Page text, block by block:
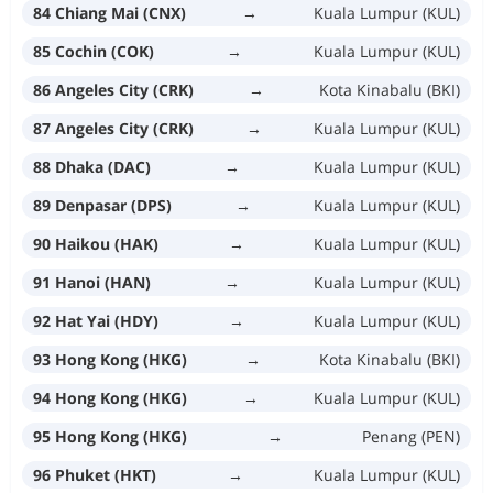
84 Chiang Mai (CNX) →
Kuala Lumpur (KUL)
85 Cochin (COK)
→
Kuala Lumpur (KUL)
86 Angeles City (CRK)
→
Kota Kinabalu (BKI)
87 Angeles City (CRK)
→
Kuala Lumpur (KUL)
88 Dhaka (DAC)
→
Kuala Lumpur (KUL)
89 Denpasar (DPS)
→
Kuala Lumpur (KUL)
90 Haikou (HAK)
→
Kuala Lumpur (KUL)
91 Hanoi (HAN)
→
Kuala Lumpur (KUL)
92 Hat Yai (HDY)
→
Kuala Lumpur (KUL)
93 Hong Kong (HKG)
→
Kota Kinabalu (BKI)
94 Hong Kong (HKG)
→
Kuala Lumpur (KUL)
95 Hong Kong (HKG)
→
Penang (PEN)
96 Phuket (HKT)
→ Kuala Lumpur (KUL)